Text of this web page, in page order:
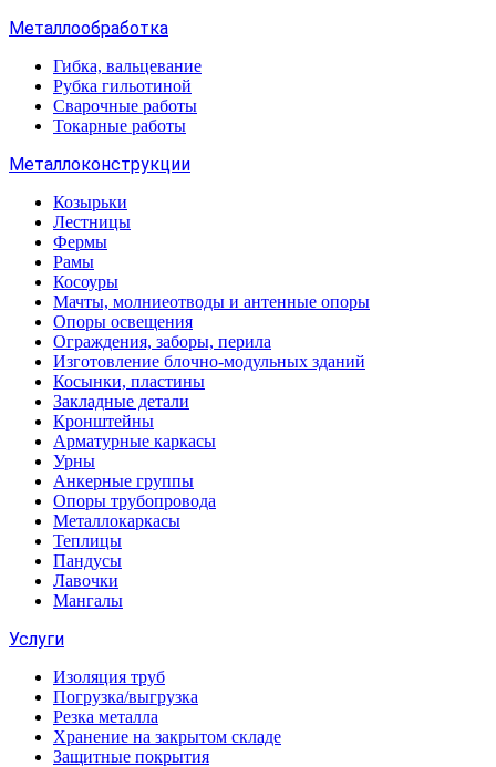
Металлообработка
Гибка, вальцевание
Рубка гильотиной
Сварочные работы
Токарные работы
Металлоконструкции
Козырьки
Лестницы
Фермы
Рамы
Косоуры
Мачты, молниеотводы и антенные опоры
Опоры освещения
Ограждения, заборы, перила
Изготовление блочно-модульных зданий
Косынки, пластины
Закладные детали
Кронштейны
Арматурные каркасы
Урны
Анкерные группы
Опоры трубопровода
Металлокаркасы
Теплицы
Пандусы
Лавочки
Мангалы
Услуги
Изоляция труб
Погрузка/выгрузка
Резка металла
Хранение на закрытом складе
Защитные покрытия